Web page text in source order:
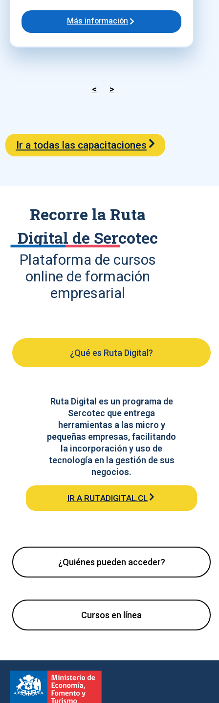
Más información
< >
Ir a todas las capacitaciones
Recorre la Ruta
Digital de Sercotec
Plataforma de cursos
online de formación
empresarial
¿Qué es Ruta Digital?
¿Quiénes pueden acceder?
Cursos en línea
Ruta Digital es un programa de
Sercotec que entrega
herramientas a las micro y
pequeñas empresas, facilitando
la incorporación y uso de
tecnología en la gestión de sus
negocios.
IR A RUTADIGITAL.CL